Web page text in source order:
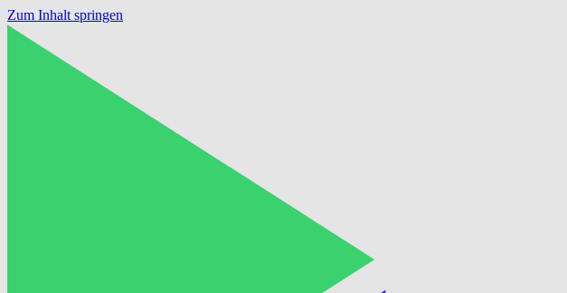
Zum Inhalt springen